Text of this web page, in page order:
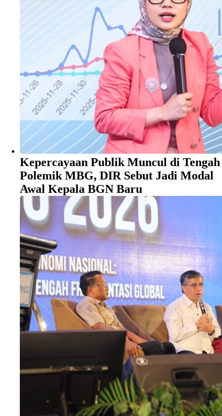
Kepercayaan Publik Muncul di Tengah
Polemik MBG, DIR Sebut Jadi Modal
Awal Kepala BGN Baru